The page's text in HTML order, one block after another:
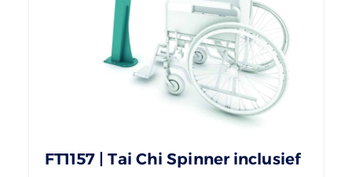
FT1157 | Tai Chi Spinner inclusief